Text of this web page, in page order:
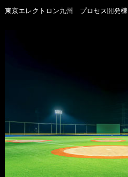
東京エレクトロン九州 プロセス開発棟